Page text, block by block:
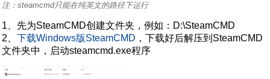
注：steamcmd只能在纯英文的路径下运行
1、先为SteamCMD创建文件夹，例如：D:\SteamCMD
2、 下载Windows版SteamCMD ，下载好后解压到SteamCMD
文件夹中，启动steamcmd.exe程序